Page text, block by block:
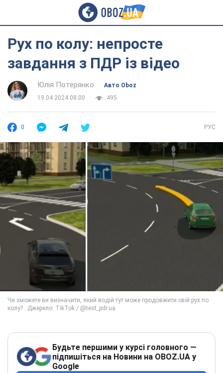
Рух по колу: непросте
завдання з ПДР із відео
Юлія Потерянко
Авто Oboz
19.04.2024 08:00
495
0 РУС
Будьте першими у курсі головного —
підпишіться на Новини на OBOZ.UA у
Google